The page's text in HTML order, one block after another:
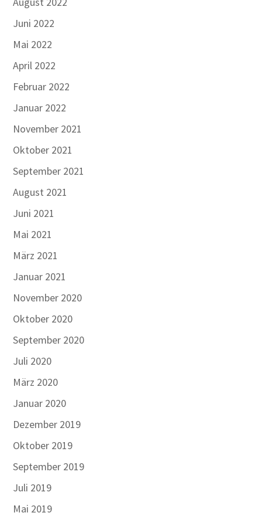
Juni 2022
Mai 2022
April 2022
Februar 2022
Januar 2022
November 2021
Oktober 2021
September 2021
August 2021
Juni 2021
Mai 2021
März 2021
Januar 2021
November 2020
Oktober 2020
September 2020
Juli 2020
März 2020
Januar 2020
Dezember 2019
Oktober 2019
September 2019
Juli 2019
Mai 2019